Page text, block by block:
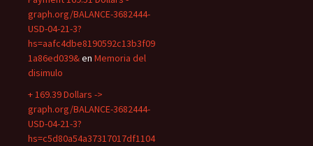
graph.org/BALANCE-3682444-
USD-04-21-3?
hs=aafc4dbe8190592c13b3f09
1a86ed039&en Memoria del
disimulo
+ 169.39 Dollars ->
graph.org/BALANCE-3682444-
USD-04-21-3?
hs=c5d80a54a37317017df1104